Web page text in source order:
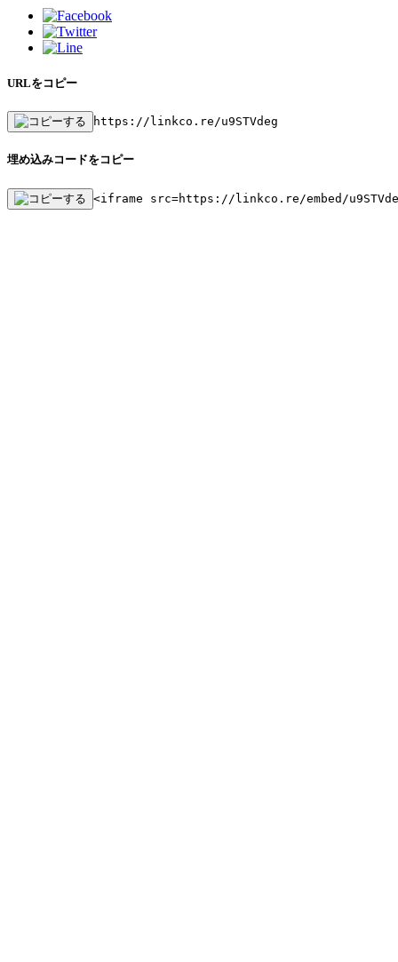
URLをコピー
https://linkco.re/u9STVdeg
埋め込みコードをコピー
<iframe src=https://linkco.re/embed/